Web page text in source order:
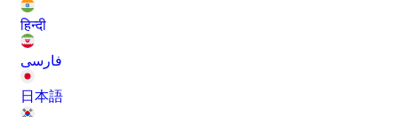
हिन्दी
فارسی
日本語